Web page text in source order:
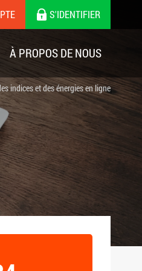
S'IDENTIFIER
À PROPOS DE NOUS
indices et des énergies en ligne